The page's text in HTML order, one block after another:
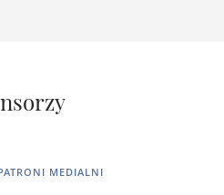
MEDIALNI